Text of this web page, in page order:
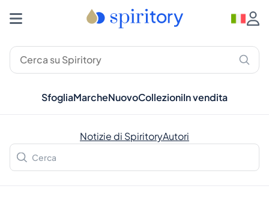
SfogliaMarcheNuovoCollezioniIn vendita
Notizie di SpiritoryAutori